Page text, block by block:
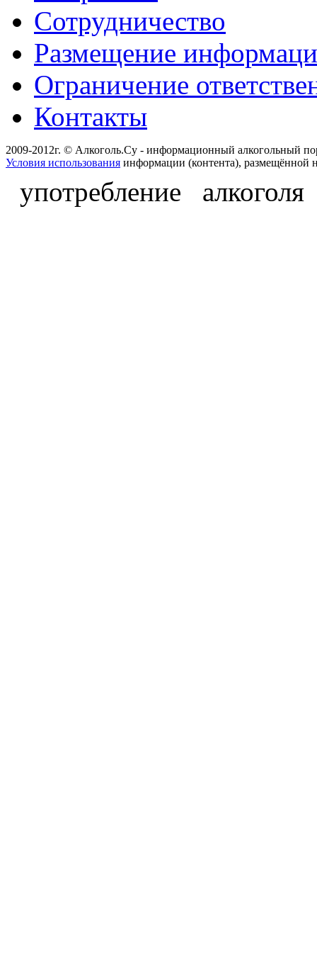
Сотрудничество
Размещение
Ограничение
Контакты
2009-2012г. © Алкоголь.Су - информационный алкогольный
Условия использования информации (контента), размещённой
употребление